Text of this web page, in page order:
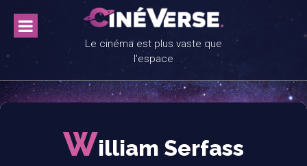
content
Le cinéma est plus vaste que
l'espace
William Serfass